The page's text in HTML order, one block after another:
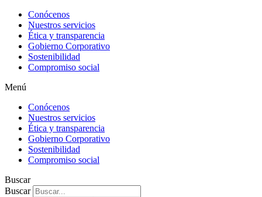
Conócenos
Nuestros servicios
Ética y transparencia
Gobierno Corporativo
Sostenibilidad
Compromiso social
Menú
Conócenos
Nuestros servicios
Ética y transparencia
Gobierno Corporativo
Sostenibilidad
Compromiso social
Buscar
Buscar